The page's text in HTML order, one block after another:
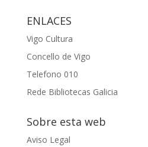
ENLACES
Vigo Cultura
Concello de Vigo
Telefono 010
Rede Bibliotecas Galicia
Sobre esta web
Aviso Legal